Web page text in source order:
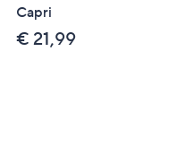
Capri
€ 21,99